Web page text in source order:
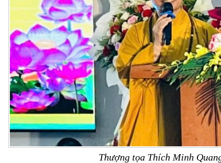
Thượng tọa Thích Minh